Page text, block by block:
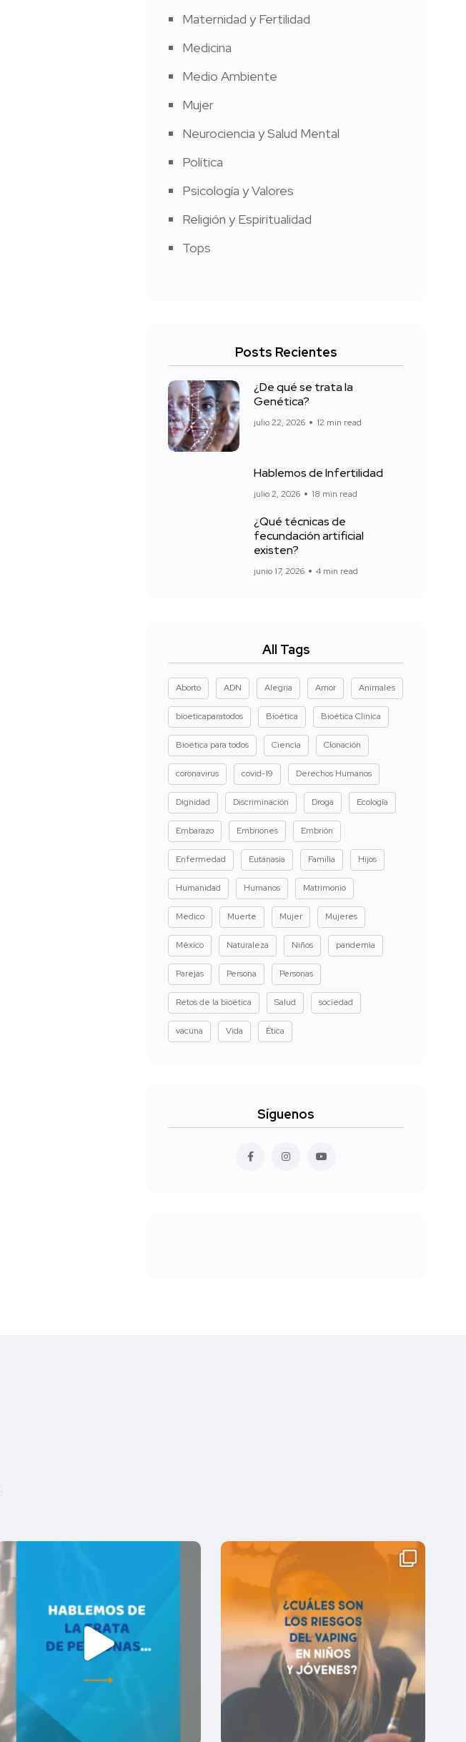
Maternidad y Fertilidad
Medicina
Medio Ambiente
Mujer
Neurociencia y Salud Mental
Política
Psicología y Valores
Religión y Espiritualidad
Tops
Posts Recientes
¿De qué se trata la
Genética?
julio 22, 2026 12 min read
Hablemos de Infertilidad
julio 2, 2026 18 min read
¿Qué técnicas de
fecundación artificial
existen?
junio 17, 2026 4 min read
All Tags
Aborto ADN Alegria Amor Animales
bioeticaparatodos Bioética Bioética Clinica
Bioética para todos Ciencia Clonación
coronavirus covid-19 Derechos Humanos
Dignidad Discriminación Droga Ecología
Embarazo Embriones Embrión
Enfermedad Eutanasia Familia Hijos
Humanidad Humanos Matrimonio
Medico Muerte Mujer Mujeres
México Naturaleza Niños pandemia
Parejas Persona Personas
Retos de la bioética Salud sociedad
vacuna Vida Ética
Síguenos